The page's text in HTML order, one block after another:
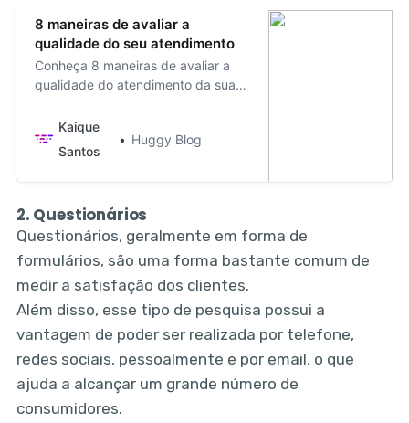
8 maneiras de avaliar a
qualidade do seu atendimento
Conheça 8 maneiras de avaliar a
qualidade do atendimento da sua
experiência possível.
Kaique
Santos
Huggy Blog
2. Questionários
Questionários, geralmente em forma de
formulários, são uma forma bastante comum de
medir a satisfação dos clientes.
Além disso, esse tipo de pesquisa possui a
vantagem de poder ser realizada por telefone,
redes sociais, pessoalmente e por email, o que
ajuda a alcançar um grande número de
consumidores.